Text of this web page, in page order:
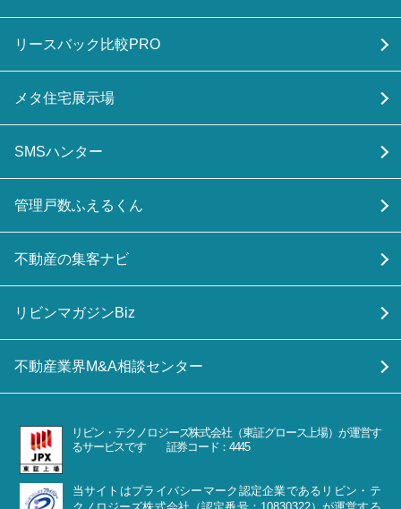
リースバック比較PRO
メタ住宅展示場
SMSハンター
管理戸数ふえるくん
不動産の集客ナビ
リビンマガジンBiz
不動産業界M&A相談センター
リビン・テクノロジーズ株式会社（東証グロース上場）が運営す
るサービスです 証券コード：4445
当サイトはプライバシーマーク認定企業であるリビン・テ